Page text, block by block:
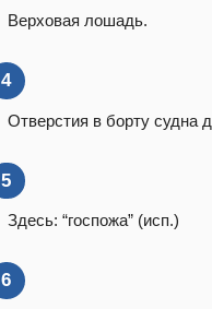
Верховая лошадь.
4
Отверстия в борту судна
5
Здесь: “госпожа” (исп.)
6